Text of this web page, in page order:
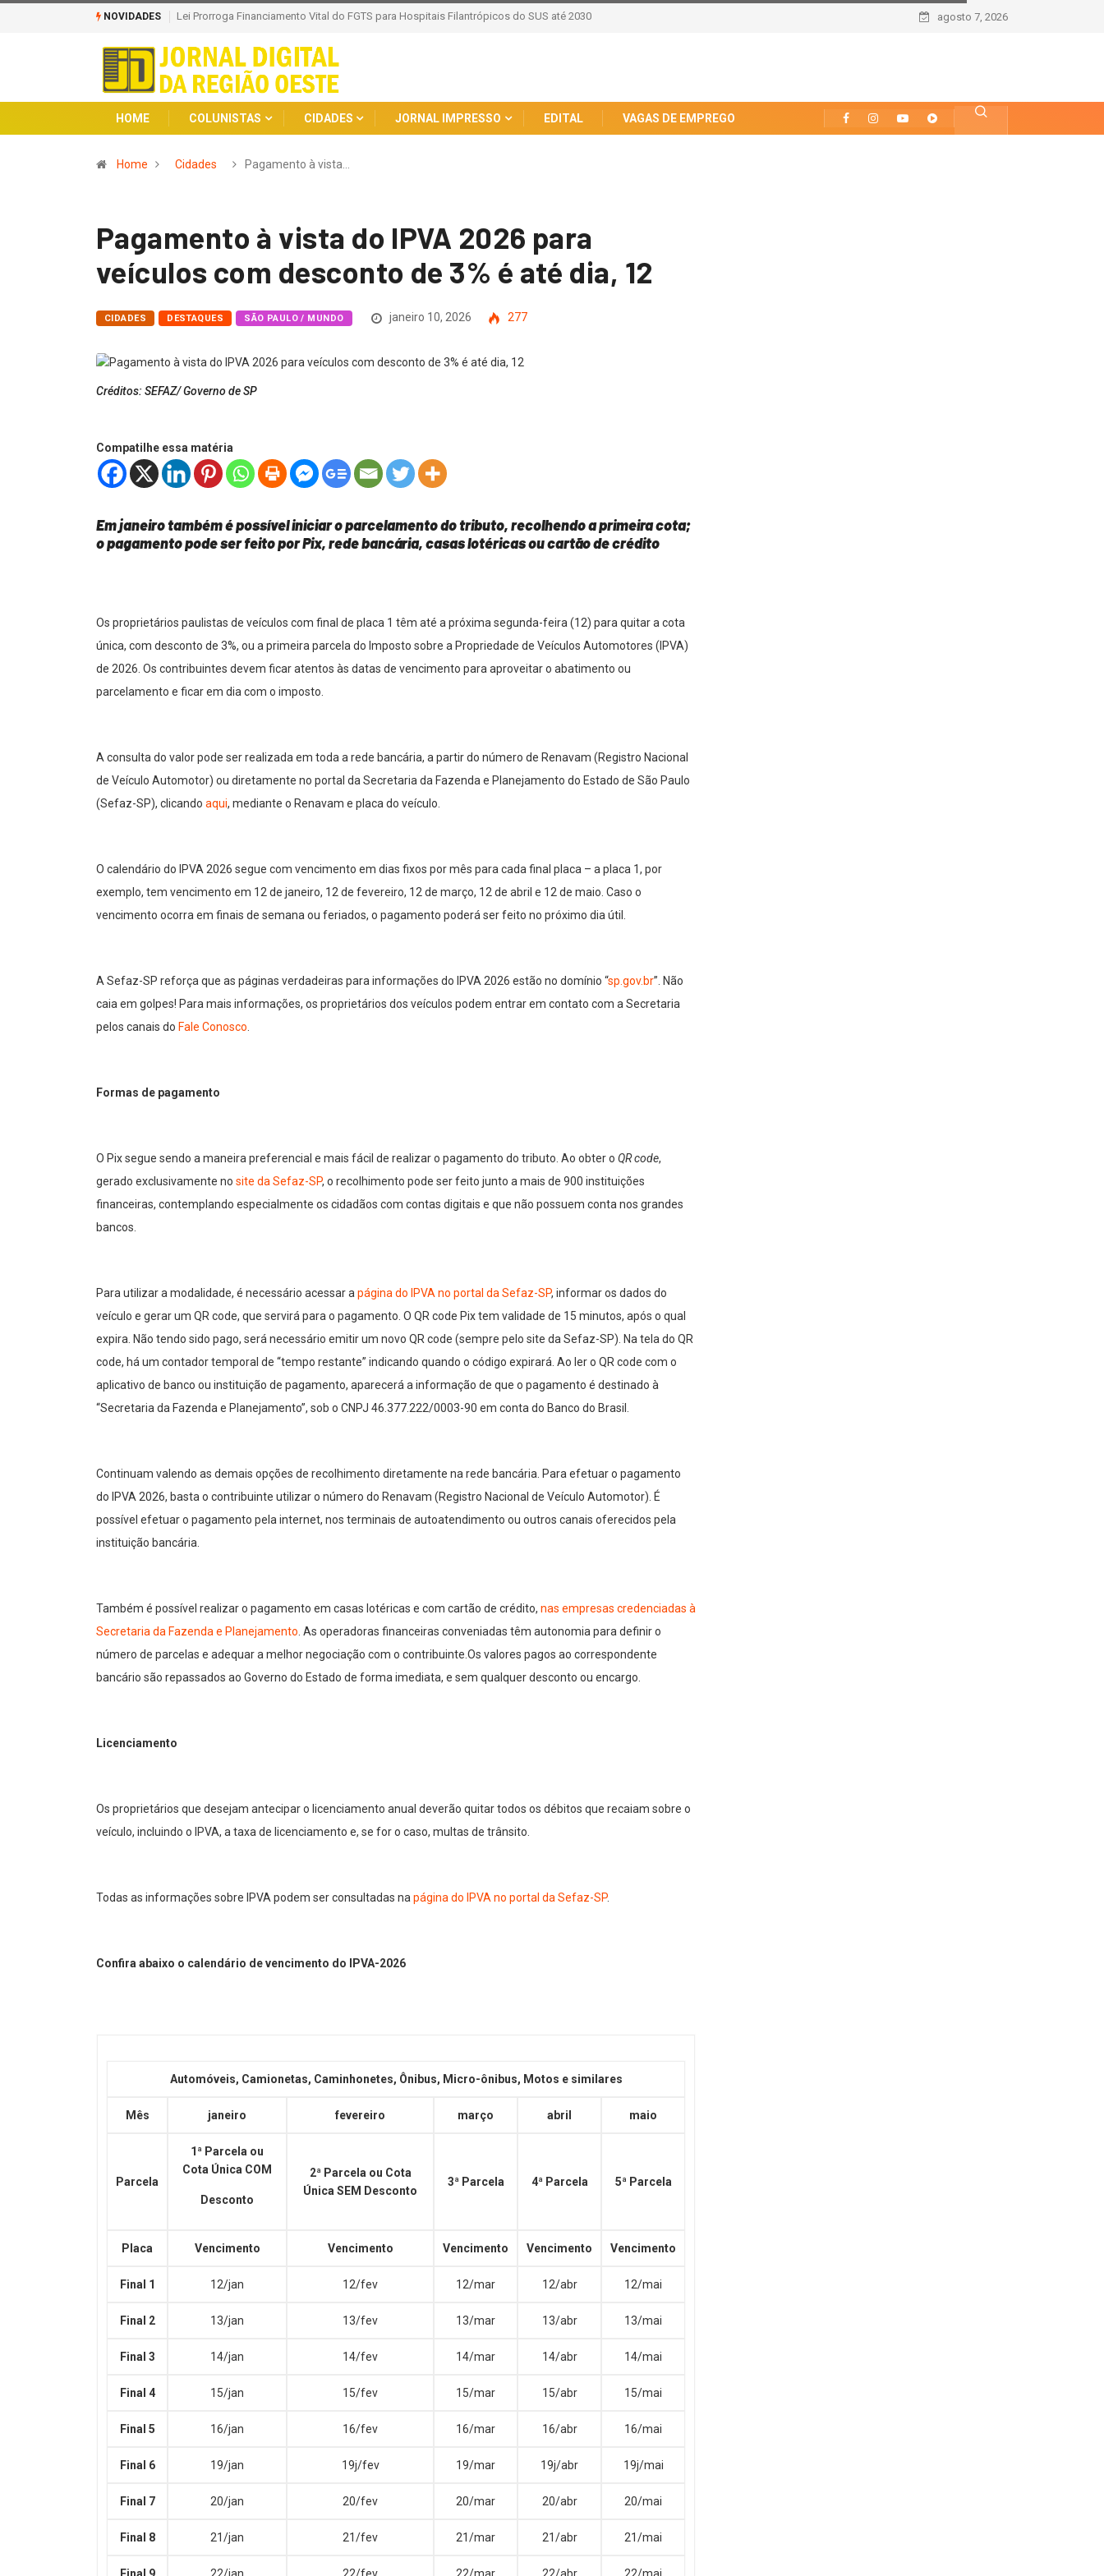
NOVIDADES
Filantrópicos do SUS até 2030Sancionada Lei que Amplia Punição e Combate Abuso Digital contra Crianças e
agosto 7, 2026
HOME COLUNISTAS CIDADES JORNAL IMPRESSO EDITAL VAGAS DE EMPREGO
Home Cidades Pagamento à vista…
Pagamento à vista do IPVA 2026 para
veículos com desconto de 3% é até dia, 12
CIDADES DESTAQUES SÃO PAULO / MUNDO janeiro 10, 2026 277
Créditos: SEFAZ/ Governo de SP
Compatilhe essa matéria
Em janeiro também é possível iniciar o parcelamento do tributo, recolhendo a primeira cota;
o pagamento pode ser feito por Pix, rede bancária, casas lotéricas ou cartão de crédito
Os proprietários paulistas de veículos com final de placa 1 têm até a próxima segunda-feira (12) para quitar a cota
única, com desconto de 3%, ou a primeira parcela do Imposto sobre a Propriedade de Veículos Automotores (IPVA)
de 2026. Os contribuintes devem ficar atentos às datas de vencimento para aproveitar o abatimento ou
parcelamento e ficar em dia com o imposto.
A consulta do valor pode ser realizada em toda a rede bancária, a partir do número de Renavam (Registro Nacional
de Veículo Automotor) ou diretamente no portal da Secretaria da Fazenda e Planejamento do Estado de São Paulo
(Sefaz-SP), clicando aqui, mediante o Renavam e placa do veículo.
O calendário do IPVA 2026 segue com vencimento em dias fixos por mês para cada final placa – a placa 1, por
exemplo, tem vencimento em 12 de janeiro, 12 de fevereiro, 12 de março, 12 de abril e 12 de maio. Caso o
vencimento ocorra em finais de semana ou feriados, o pagamento poderá ser feito no próximo dia útil.
A Sefaz-SP reforça que as páginas verdadeiras para informações do IPVA 2026 estão no domínio “sp.gov.br”. Não
caia em golpes! Para mais informações, os proprietários dos veículos podem entrar em contato com a Secretaria
pelos canais do Fale Conosco.​
Formas de pagamento​
O Pix segue sendo a maneira preferencial e mais fácil de realizar o pagamento do tributo. Ao obter o QR code,
gerado exclusivamente no site da Sefaz-SP, o recolhimento pode ser feito junto a mais de 900 instituições
financeiras, contemplando especialmente os cidadãos com contas digitais e que não possuem conta nos grandes
bancos.
Para utilizar a modalidade, é necessário acessar apágina do IPVA no portal da Sefaz-SP, informar os dados do
veículo e gerar um QR code, que servirá para o pagamento. O QR code Pix tem validade de 15 minutos, após o qual
expira. Não tendo sido pago, será necessário emitir um novo QR code (sempre pelo site da Sefaz-SP). Na tela do QR
code, há um contador temporal de “tempo restante” indicando quando o código expirará. Ao ler o QR code com o
aplicativo de banco ou instituição de pagamento, aparecerá a informação de que o pagamento é destinado à
“Secretaria da Fazenda e Planejamento”, sob o CNPJ 46.377.222/0003-90 em conta do Banco do Brasil.​
Continuam valendo as demais opções de recolhimento diretamente na rede bancária. Para efetuar o pagamento
do IPVA 2026, basta o contribuinte utilizar o número do Renavam (Registro Nacional de Veículo Automotor). É
possível efetuar o pagamento pela internet, nos terminais de autoatendimento ou outros canais oferecidos pela
instituição bancária.
Também é possível realizar o pagamento em casas lotéricas e com cartão de crédito, nas empresas credenciadas à
Secretaria da Fazenda e Planejamento. As operadoras financeiras conveniadas têm autonomia para definir o
número de parcelas e adequar a melhor negociação com o contribuinte.Os valores pagos ao correspondente
bancário são repassados ao Governo do Estado de forma imediata, e sem qualquer desconto ou encargo.
Licenciamento
Os proprietários que desejam antecipar o licenciamento anual deverão quitar todos os débitos que recaiam sobre o
veículo, incluindo o IPVA, a taxa de licenciamento e, se for o caso, multas de trânsito.
Todas as informações sobre IPVA podem ser consultadas napágina do IPVA no portal da Sefaz-SP.
Confira abaixo o calendário de vencimento do IPVA-2026
Automóveis, Camionetas, Caminhonetes, Ônibus, Micro-ônibus, Motos e similares
Mês janeiro fevereiro março abril maio
Parcela
1ª Parcela ou
Cota Única COM
Desconto
2ª Parcela ou Cota
Única SEM Desconto
3ª Parcela 4ª Parcela 5ª Parcela
Placa Vencimento Vencimento Vencimento Vencimento Vencimento
Final 1 12/jan 12/fev 12/mar 12/abr 12/mai
Final 2 13/jan 13/fev 13/mar 13/abr 13/mai
Final 3 14/jan 14/fev 14/mar 14/abr 14/mai
Final 4 15/jan 15/fev 15/mar 15/abr 15/mai
Final 5 16/jan 16/fev 16/mar 16/abr 16/mai
Final 6 19/jan 19j/fev 19/mar 19j/abr 19j/mai
Final 7 20/jan 20/fev 20/mar 20/abr 20/mai
Final 8 21/jan 21/fev 21/mar 21/abr 21/mai